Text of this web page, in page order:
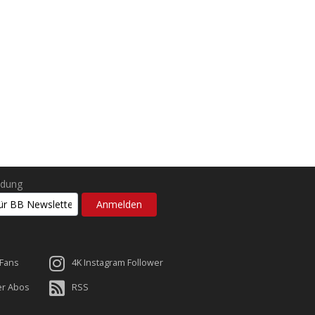
4K Instagram Follower
Abos RSS